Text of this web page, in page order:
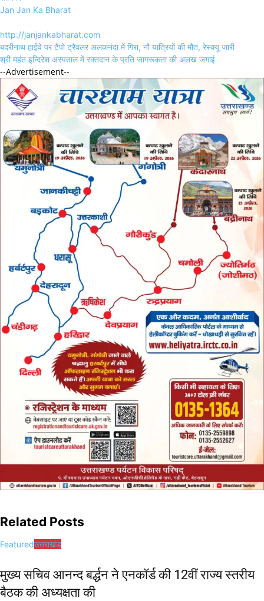
Jan Jan Ka Bharat
http://janjankabharat.com
Post
navigation
बदरीनाथ हाईवे पर टैंपो ट्रैवलर अलकनंदा में गिरा, नौ यात्रियों की मौत, रेस्क्यू जारी
श्री महंत इन्दिरेश अस्पताल में रक्तदान के प्रति जागरूकता की अलख जगाई
--Advertisement--
Related Posts
Featuredउत्तराखंड
मुख्य सचिव आनन्द बर्द्धन ने एनकॉर्ड की 12वीं राज्य स्तरीय
बैठक की अध्यक्षता की